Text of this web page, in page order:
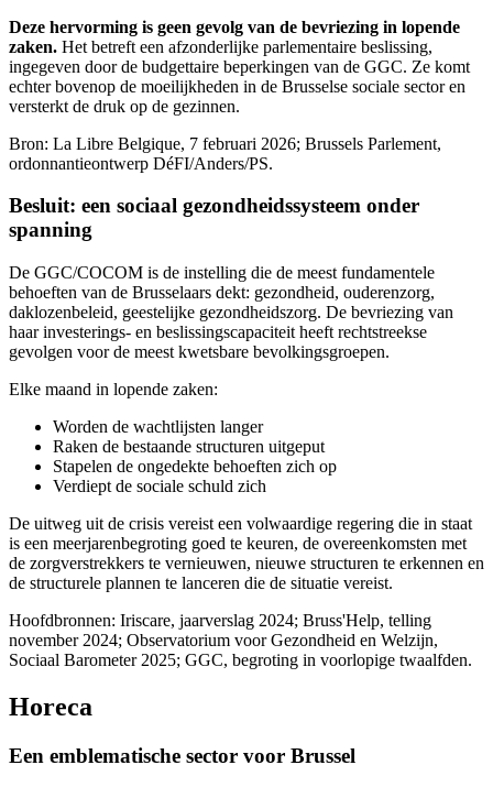
Deze hervorming is geen gevolg van de bevriezing in lopende
zaken. Het betreft een afzonderlijke parlementaire beslissing,
ingegeven door de budgettaire beperkingen van de GGC. Ze komt
echter bovenop de moeilijkheden in de Brusselse sociale sector en
versterkt de druk op de gezinnen.
Bron: La Libre Belgique, 7 februari 2026; Brussels Parlement,
ordonnantieontwerp DéFI/Anders/PS.
Besluit: een sociaal gezondheidssysteem onder
spanning
De GGC/COCOM is de instelling die de meest fundamentele
behoeften van de Brusselaars dekt: gezondheid, ouderenzorg,
daklozenbeleid, geestelijke gezondheidszorg. De bevriezing van
haar investerings- en beslissingscapaciteit heeft rechtstreekse
gevolgen voor de meest kwetsbare bevolkingsgroepen.
Elke maand in lopende zaken:
Worden de wachtlijsten langer
Raken de bestaande structuren uitgeput
Stapelen de ongedekte behoeften zich op
Verdiept de sociale schuld zich
De uitweg uit de crisis vereist een volwaardige regering die in staat
is een meerjarenbegroting goed te keuren, de overeenkomsten met
de zorgverstrekkers te vernieuwen, nieuwe structuren te erkennen en
de structurele plannen te lanceren die de situatie vereist.
Hoofdbronnen: Iriscare, jaarverslag 2024; Bruss'Help, telling
november 2024; Observatorium voor Gezondheid en Welzijn,
Sociaal Barometer 2025; GGC, begroting in voorlopige twaalfden.
Horeca
Een emblematische sector voor Brussel